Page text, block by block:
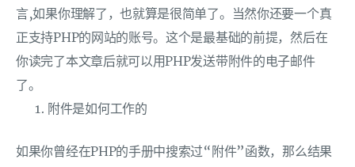
言,如果你理解了，也就算是很简单了。当然你还要一个真
正支持PHP的网站的账号。这个是最基础的前提，然后在
你读完了本文章后就可以用PHP发送带附件的电子邮件
了。
附件是如何工作的
如果你曾经在PHP的手册中搜索过“附件”函数，那么结果